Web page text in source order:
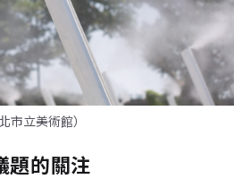
市立美術館）
題的關注